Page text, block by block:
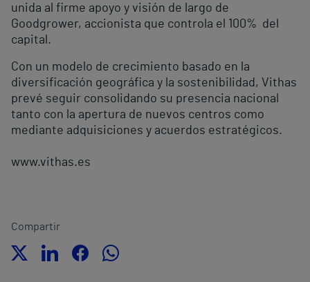
unida al firme apoyo y visión de largo de
Goodgrower, accionista que controla el 100% del
capital.
Con un modelo de crecimiento basado en la
diversificación geográfica y la sostenibilidad, Vithas
prevé seguir consolidando su presencia nacional
tanto con la apertura de nuevos centros como
mediante adquisiciones y acuerdos estratégicos.
www.vithas.es
Compartir